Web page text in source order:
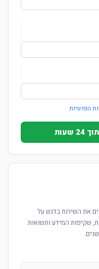
הפרטיות
את השירות בדגש על
שקיפות המידע ותשואות